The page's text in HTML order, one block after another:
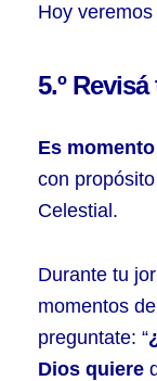
florecer
tu
vida
–
Parte
5
Hoy veremos
5.º
Es
con
Celestial.
Durante tu
momentos
preguntate: “
Dios quiere